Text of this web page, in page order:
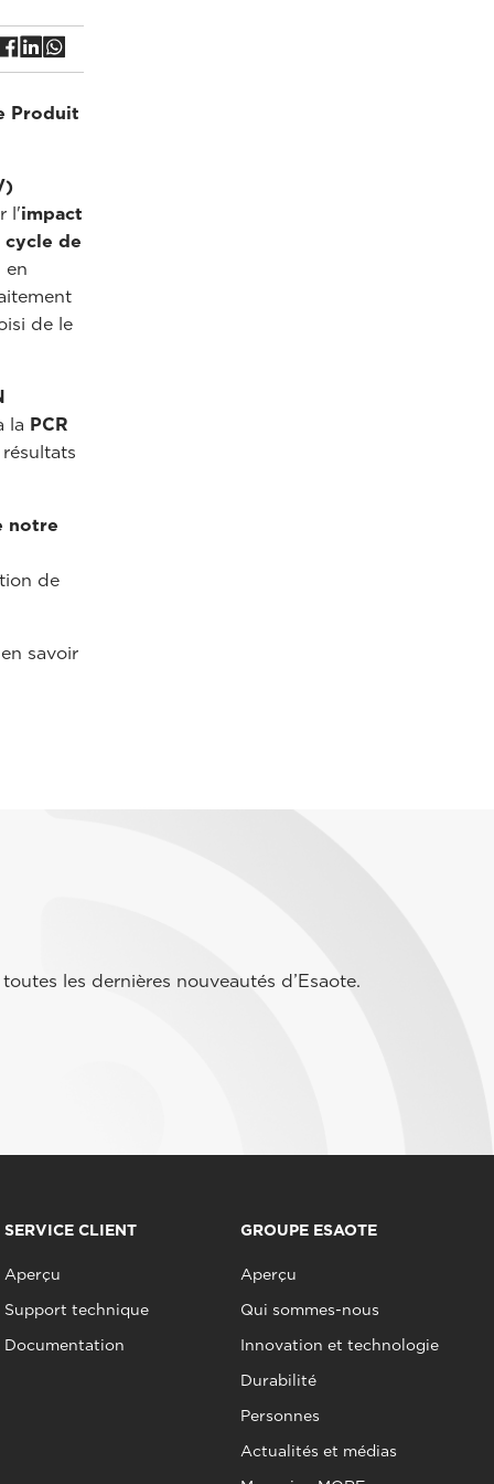
Produit
l'impact
de
en
de le
la PCR
notre
de
savoir
les dernières nouveautés d’Esaote.
SERVICE CLIENT
Aperçu
Support technique
Documentation
GROUPE ESAOTE
Aperçu
Qui sommes-nous
Innovation et technologie
Durabilité
Personnes
Actualités et médias